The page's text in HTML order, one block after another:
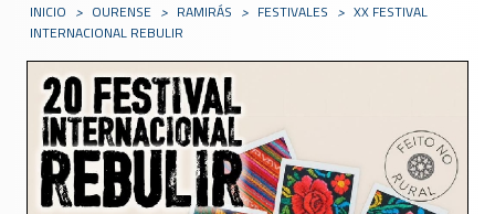
INICIO > OURENSE > RAMIRÁS > FESTIVALES > XX FESTIVAL
INTERNACIONAL REBULIR